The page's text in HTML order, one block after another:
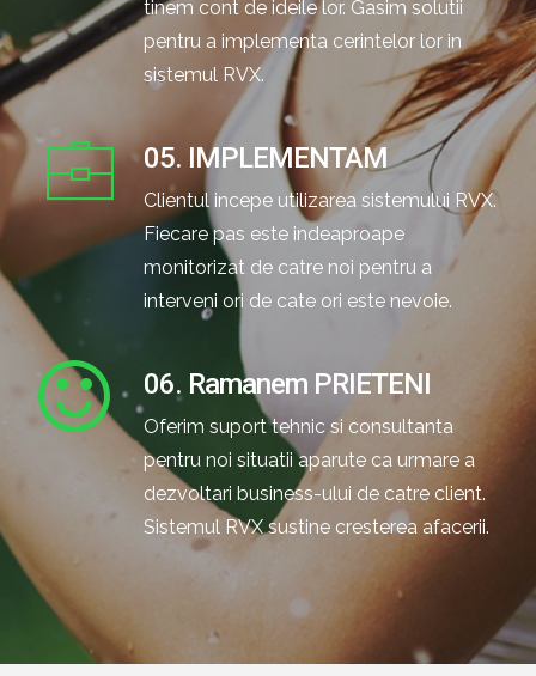
tinem cont de ideile lor. Gasim solutii
pentru a implementa cerintelor lor in
sistemul RVX.
05. IMPLEMENTAM
Clientul incepe utilizarea sistemului RVX.
Fiecare pas este indeaproape
monitorizat de catre noi pentru a
interveni ori de cate ori este nevoie.
06. Ramanem PRIETENI
Oferim suport tehnic si consultanta
pentru noi situatii aparute ca urmare a
dezvoltari business-ului de catre client.
Sistemul RVX sustine cresterea afacerii.